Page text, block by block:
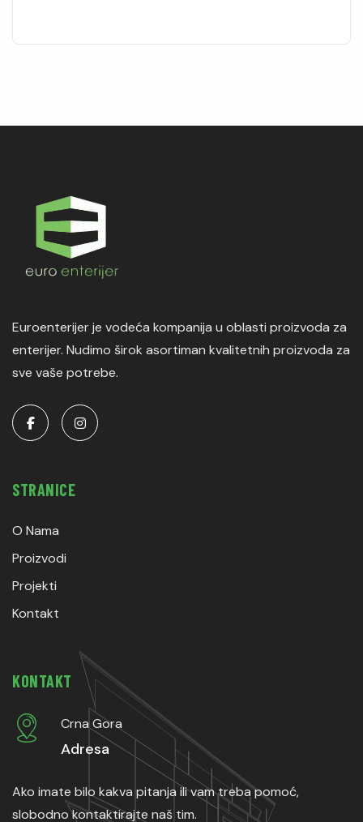
Euroenterijer je vodeća kompanija u oblasti proizvoda za
enterijer. Nudimo širok asortiman kvalitetnih proizvoda za
sve vaše potrebe.
STRANICE
O Nama
Proizvodi
Projekti
Kontakt
KONTAKT
Crna Gora
Adresa
Ako imate bilo kakva pitanja ili vam treba pomoć,
slobodno kontaktirajte naš tim.